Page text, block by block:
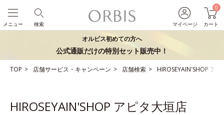
マイページ
0
カート
検索
メニュー
オルビス初めての方へ
公式通販だけの特別セット販売中！
TOP 店舗サービス・キャンペーン 店舗検索 HIROSEYAIN'SHOP ア
HIROSEYAIN'SHOP アピタ大垣店